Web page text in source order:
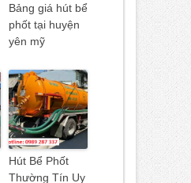
Bảng giá hút bể
phốt tại huyện
yên mỹ
Hút Bể Phốt
Thường Tín Uy